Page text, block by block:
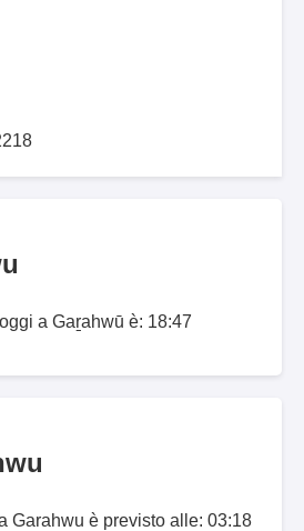
a Gaṟahwū è: 18:47
Garahwu è previsto alle: 03:18